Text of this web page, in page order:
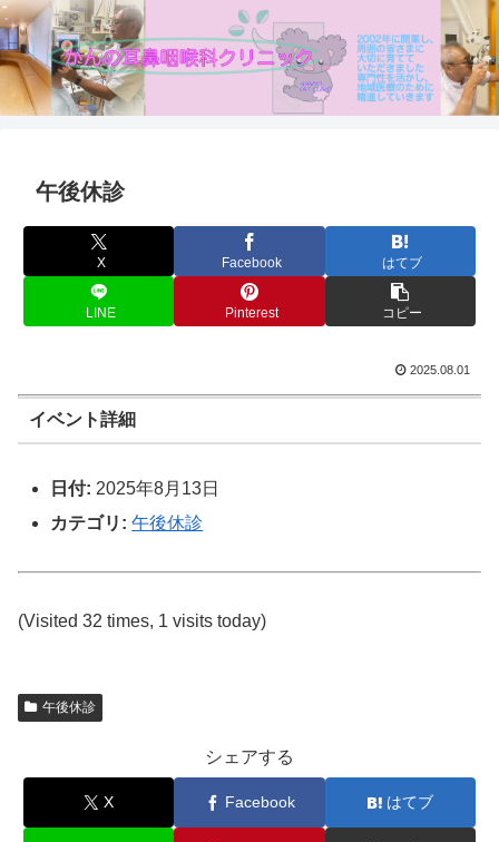
午後休診
X Facebook はてブ
LINE Pinterest コピー
2025.08.01
イベント詳細
日付: 2025年8月13日
カテゴリ: 午後休診
(Visited 32 times, 1 visits today)
午後休診
シェアする
X Facebook はてブ